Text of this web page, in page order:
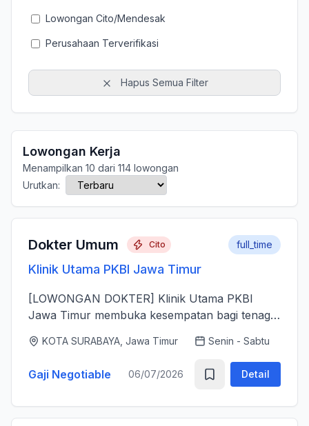
Lowongan Cito/Mendesak
Perusahaan Terverifikasi
Hapus Semua Filter
Lowongan Kerja
Menampilkan 10 dari 114 lowongan
Urutkan:
Dokter Umum Cito
Klinik Utama PKBI Jawa Timur
full_time
[LOWONGAN DOKTER] Klinik Utama PKBI
Jawa Timur membuka kesempatan bagi tenaga
memberikan layanan kesehatan bagi
masyarakat. Kami mencari dokter yang memiliki
k...
KOTA SURABAYA, Jawa Timur Senin - Sabtu
Gaji Negotiable 06/07/2026 Detail